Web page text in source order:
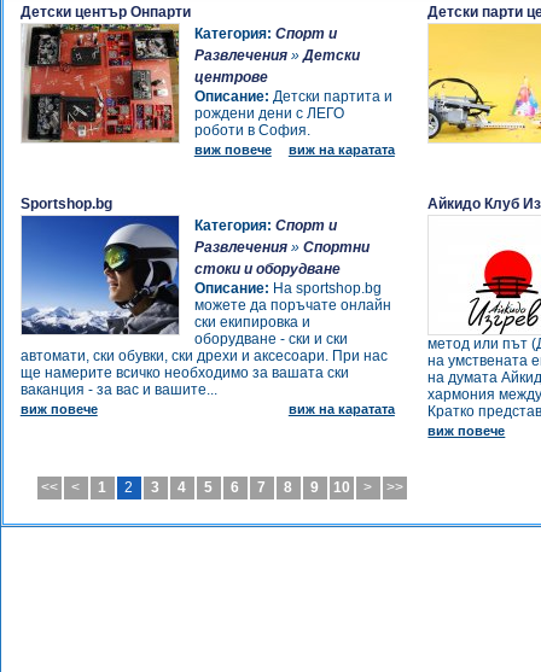
-
ЕДЮКО България - Училище за
приключения
-
ЕДЮКО България - Училище за
приключения
- Марсилия-Терен
Контейнери-офис контейнери
- Детски парти клуб "Пакостници"
- Фитнес квуб АТЛАНТ
-
Таекуон-до клуб Гум Хо,
футболно игрище
- fitnes klub olimp
- Sporten klub Olimp Sozopol
- Sporten klub Olimp Sozopol
- Fitnes-Klub Olimp Sozopol
-
OMNIA ЦЕНТЪР ЗА
163 СОУ Черноризец Храбър
Детски център Онпарти
Категория: Спорт и
Развлечения» Детски
центрове
Описание: Детски партита и
рождени дени с ЛЕГО
роботи в София.
виж повече виж на каратата
Детски парти
Sportshop.bg
Категория: Спорт и
Развлечения» Спортни
стоки и оборудване
Описание: На sportshop.bg
можете да поръчате онлайн
ски екипировка и
оборудване - ски и ски
автомати, ски обувки, ски дрехи и аксесоари. При нас
ще намерите всичко необходимо за вашата ски
ваканция - за вас и вашите...
виж повече виж на каратата
Айкидо Клуб
метод или път
на умствената
на думата
хармония
Кратко
виж повече
<< < 1 2 3 4 5 6 7 8 9 10 > >>